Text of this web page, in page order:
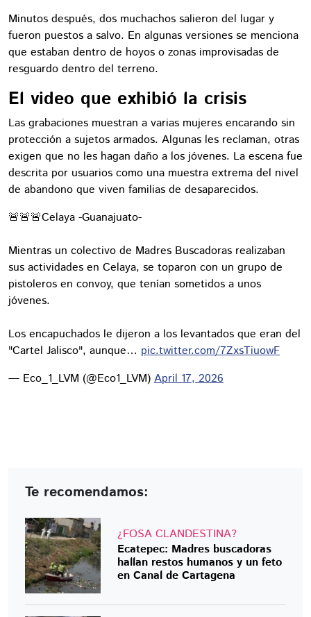
Minutos después, dos muchachos salieron del lugar y
fueron puestos a salvo. En algunas versiones se menciona
que estaban dentro de hoyos o zonas improvisadas de
resguardo dentro del terreno.
El video que exhibió la crisis
Las grabaciones muestran a varias mujeres encarando sin
protección a sujetos armados. Algunas les reclaman, otras
exigen que no les hagan daño a los jóvenes. La escena fue
descrita por usuarios como una muestra extrema del nivel
de abandono que viven familias de desaparecidos.
🚨🚨🚨Celaya -Guanajuato-
Mientras un colectivo de Madres Buscadoras realizaban
sus actividades en Celaya, se toparon con un grupo de
pistoleros en convoy, que tenían sometidos a unos
jóvenes.
Los encapuchados le dijeron a los levantados que eran del
"Cartel Jalisco", aunque… pic.twitter.com/7ZxsTiuowF
— Eco_1_LVM (@Eco1_LVM) April 17, 2026
Te recomendamos:
¿FOSA CLANDESTINA?
Ecatepec: Madres buscadoras
hallan restos humanos y un feto
en Canal de Cartagena